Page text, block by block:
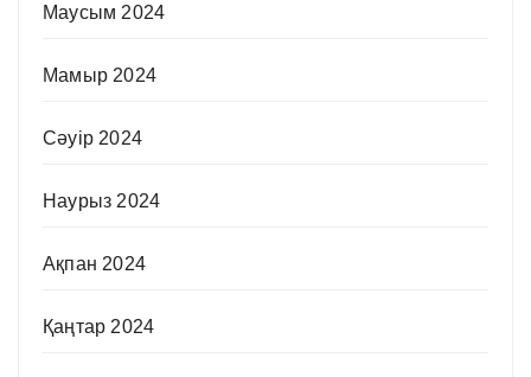
Маусым 2024
Мамыр 2024
Сәуір 2024
Наурыз 2024
Ақпан 2024
Қаңтар 2024